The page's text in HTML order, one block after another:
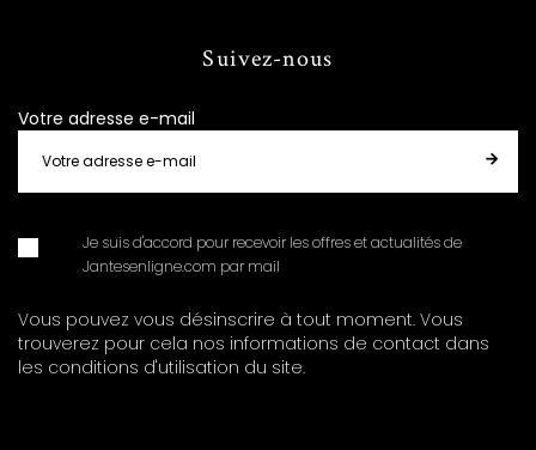
Suivez-nous
Votre adresse e-mail
Je suis d'accord pour recevoir les offres et actualités de
Jantesenligne.com par mail
Vous pouvez vous désinscrire à tout moment. Vous
trouverez pour cela nos informations de contact dans
les conditions d'utilisation du site.